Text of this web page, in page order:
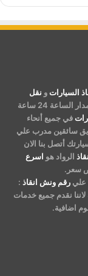
السيارات و نقل
والمعدات ولدينا اسطول سيارات يعمل علي مدار الساعة 24 ساعة
في جميع أنحاء
سائقين مدرب علي
أتصل بنا الان
الرواد هو اسرع
سعر.
رقم ونش انقاذ :
لاننا نقدم جميع خدمات